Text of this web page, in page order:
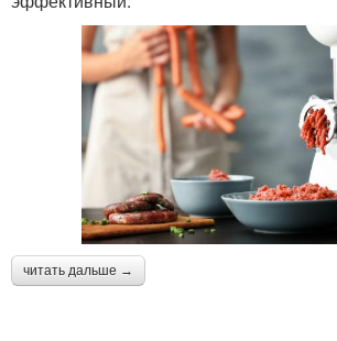
читать дальше →